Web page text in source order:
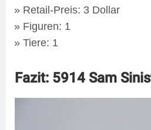
Retail-Preis: 3 Dollar
Figuren: 1
Tiere: 1
Fazit: 5914 Sam